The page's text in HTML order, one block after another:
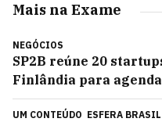
Mais na Exame
NEGÓCIOS
SP2B reúne 20
Finlândia para
UM CONTEÚDO ESFERA BRASIL